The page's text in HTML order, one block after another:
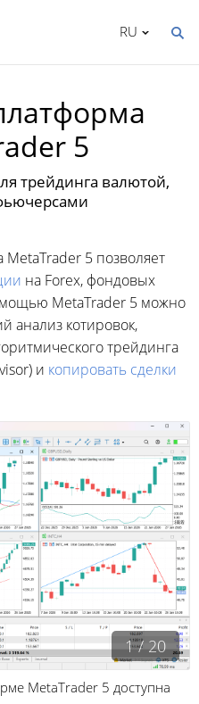
RU
5
трейдинга валютой,
5 позволяет
на Forex, фондовых
MetaTrader 5 можно
анализ котировок,
трейдинга
и копировать сделки
1 / 20
MetaTrader 5 доступна